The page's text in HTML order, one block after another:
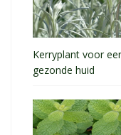
Kerryplant voor
gezonde huid